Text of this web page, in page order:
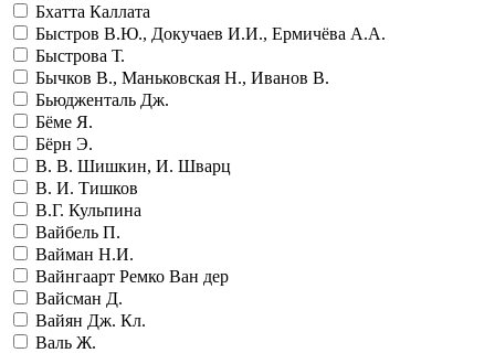
Бхатта Каллата
Быстров В.Ю., Докучаев И.И., Ермичёва А.А.
Быстрова Т.
Бычков В., Маньковская Н., Иванов В.
Бьюдженталь Дж.
Бёме Я.
Бёрн Э.
В. В. Шишкин, И. Шварц
В. И. Тишков
В.Г. Кульпина
Вайбель П.
Вайман Н.И.
Вайнгаарт Ремко Ван дер
Вайсман Д.
Вайян Дж. Кл.
Валь Ж.